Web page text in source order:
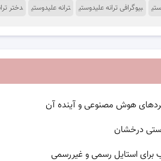
بیوگرافی ترانه علیدوستی ترانه علیدوستی دختر
هوش مصنوعی و آینده آن
برای استایل رسمی و غیررسمی